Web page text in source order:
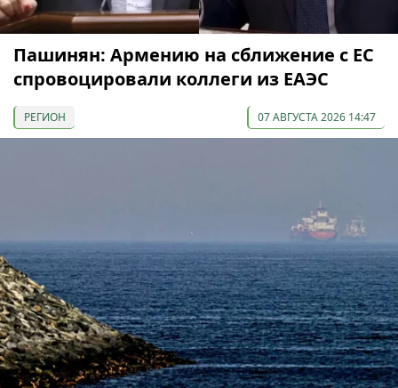
Пашинян: Армению на сближение с ЕС
спровоцировали коллеги из ЕАЭС
РЕГИОН 07 АВГУСТА 2026 14:47